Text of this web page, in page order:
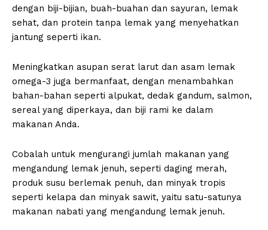
dengan biji-bijian, buah-buahan dan sayuran, lemak
sehat, dan protein tanpa lemak yang menyehatkan
jantung seperti ikan.
Meningkatkan asupan serat larut dan asam lemak
omega-3 juga bermanfaat, dengan menambahkan
bahan-bahan seperti alpukat, dedak gandum, salmon,
sereal yang diperkaya, dan biji rami ke dalam
makanan Anda.
Cobalah untuk mengurangi jumlah makanan yang
mengandung lemak jenuh, seperti daging merah,
produk susu berlemak penuh, dan minyak tropis
seperti kelapa dan minyak sawit, yaitu satu-satunya
makanan nabati yang mengandung lemak jenuh.